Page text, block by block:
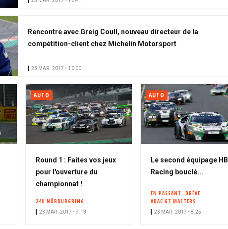
Rencontre avec Greig Coull, nouveau directeur de la
compétition-client chez Michelin Motorsport
23 MAR. 2017 • 10:00
AUTO
Round 1 : Faites vos jeux
pour l'ouverture du
championnat !
24H NÜRBURGRING
23 MAR. 2017 • 9:13
AUTO
Le second équipage HB
Racing bouclé...
EN PASSANT
BRÈVE
ADAC GT MASTERS
23 MAR. 2017 • 8:25